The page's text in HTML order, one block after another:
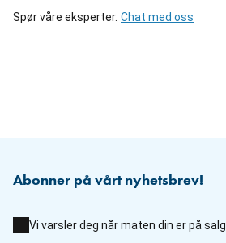
Spør våre eksperter. Chat med oss
Abonner på vårt nyhetsbrev!
Vi varsler deg når maten din er på salg